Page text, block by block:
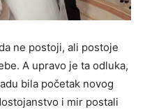
ne postoji, ali postoje
A upravo je ta odluka,
bila početak novog
i mir postali